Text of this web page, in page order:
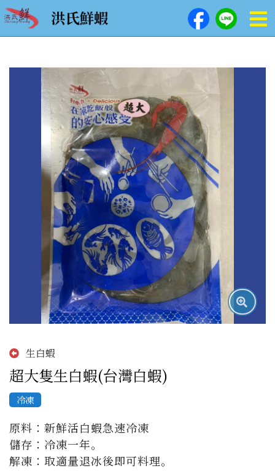
生白蝦
超大隻生白蝦(台灣白蝦)
冷凍
原料：新鮮活白蝦急速冷凍
儲存：冷凍一年。
解凍：取適量退冰後即可料理。